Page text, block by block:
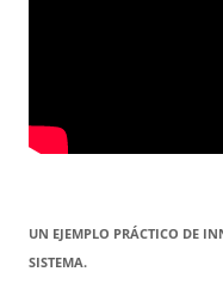
UN EJEMPLO PRÁCTICO DE
SISTEMA.